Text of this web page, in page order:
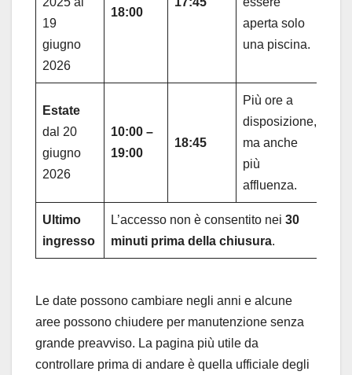
19
giugno
2026
18:00
aperta solo
una piscina.
Estate
dal 20
giugno
2026
10:00 –
19:00
18:45
Più ore a
disposizione,
ma anche
più
affluenza.
Ultimo
ingresso
L’accesso non è consentito nei 30
minuti prima della chiusura.
Le date possono cambiare negli anni e alcune
aree possono chiudere per manutenzione senza
grande preavviso. La pagina più utile da
controllare prima di andare è quella ufficiale degli